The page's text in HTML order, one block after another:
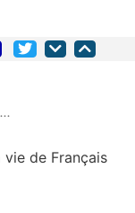
de Français